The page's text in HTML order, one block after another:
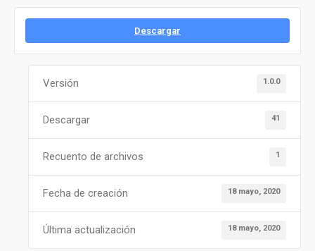
Descargar
Versión 1.0.0
Descargar 41
Recuento de archivos 1
Fecha de creación 18 mayo, 2020
Última actualización 18 mayo, 2020